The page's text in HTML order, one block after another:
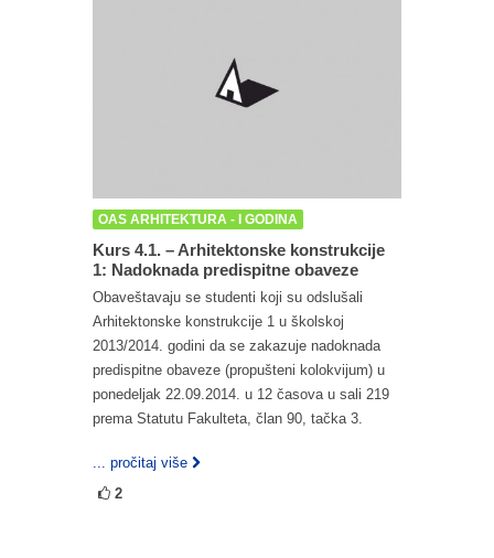
OAS ARHITEKTURA - I GODINA
Kurs 4.1. – Arhitektonske konstrukcije
1: Nadoknada predispitne obaveze
Obaveštavaju se studenti koji su odslušali
Arhitektonske konstrukcije 1 u školskoj
2013/2014. godini da se zakazuje nadoknada
predispitne obaveze (propušteni kolokvijum) u
ponedeljak 22.09.2014. u 12 časova u sali 219
prema Statutu Fakulteta, član 90, tačka 3.
... pročitaj više
2